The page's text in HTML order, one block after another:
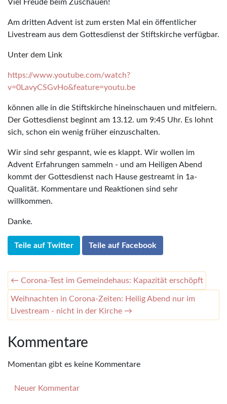
Viel Freude beim Zuschauen!
Am dritten Advent ist zum ersten Mal ein öffentlicher
Livestream aus dem Gottesdienst der Stiftskirche verfügbar.
Unter dem Link
https://www.youtube.com/watch?
v=0LavyCSGvHo&feature=youtu.be
können alle in die Stiftskirche hineinschauen und mitfeiern.
Der Gottesdienst beginnt am 13.12. um 9:45 Uhr. Es lohnt
sich, schon ein wenig früher einzuschalten.
Wir sind sehr gespannt, wie es klappt. Wir wollen im
Advent Erfahrungen sammeln - und am Heiligen Abend
kommt der Gottesdienst nach Hause gestreamt in 1a-
Qualität. Kommentare und Reaktionen sind sehr
willkommen.
Danke.
Teile auf Twitter Teile auf Facebook
← Corona-Test im Gemeindehaus: Kapazität erschöpft
Weihnachten in Corona-Zeiten: Heilig Abend nur im
Livestream - nicht in der Kirche →
Kommentare
Momentan gibt es keine Kommentare
Neuer Kommentar